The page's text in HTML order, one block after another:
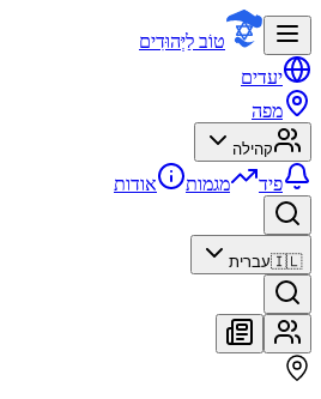
טוֹב לַיְּהוּדִים
יעדים
מפה
קהילה
פיד מגמות אודות
🇮🇱עברית